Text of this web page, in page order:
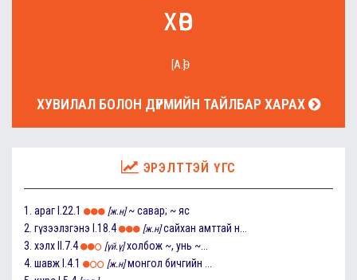
хөв
[А.Ө]
ХУВИЛАЛ БОЛОН ДҮРМИЙН ТАЙЛБАР ХАРАХ
ЭРЭЛТТЭЙ ҮГС
1. араг I.22.1 [ж.н] ~ савар; ~ яс
2. гүзээлзгэнэ I.18.4 [ж.н] сайхан амттай н...
3. хэлх II.7.4 [үй.ү] холбож ~, унь ~...
4. шавж I.4.1 [ж.н] монгол бичгийн ...